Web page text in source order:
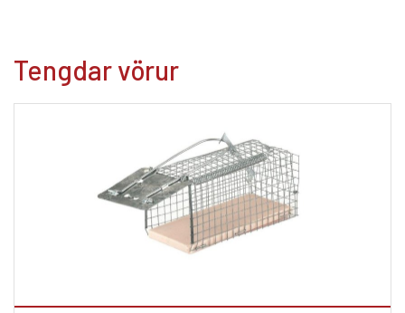
Tengdar vörur